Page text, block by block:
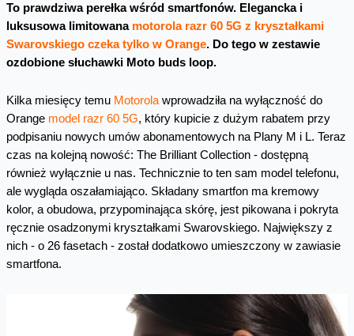
To prawdziwa perełka wśród smartfonów. Elegancka i
luksusowa limitowana motorola razr 60 5G z kryształkami
Swarovskiego czeka tylko w Orange. Do tego w zestawie
ozdobione słuchawki Moto buds loop.
Kilka miesięcy temuMotorolawprowadziła na wyłączność do
Orange model razr 60 5G, który kupicie z dużym rabatem przy
podpisaniu nowych umów abonamentowych na Plany M i L. Teraz
czas na kolejną nowość: The Brilliant Collection - dostępną
również wyłącznie u nas. Technicznie to ten sam model telefonu,
ale wygląda oszałamiająco. Składany smartfon ma kremowy
kolor, a obudowa, przypominająca skórę, jest pikowana i pokryta
ręcznie osadzonymi kryształkami Swarovskiego. Największy z
nich - o 26 fasetach - został dodatkowo umieszczony w zawiasie
smartfona.